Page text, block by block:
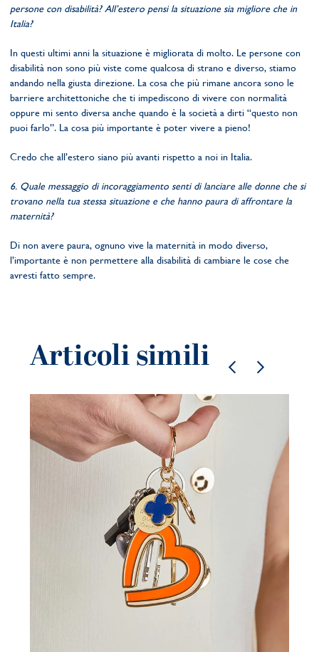
persone con disabilità? All’estero pensi la situazione sia migliore che in
Italia?
In questi ultimi anni la situazione è migliorata di molto. Le persone con
disabilità non sono più viste come qualcosa di strano e diverso, stiamo
andando nella giusta direzione. La cosa che più rimane ancora sono le
barriere architettoniche che ti impediscono di vivere con normalità
oppure mi sento diversa anche quando è la società a dirti “questo non
puoi farlo”. La cosa più importante è poter vivere a pieno!
Credo che all’estero siano più avanti rispetto a noi in Italia.
6. Quale messaggio di incoraggiamento senti di lanciare alle donne che si
trovano nella tua stessa situazione e che hanno paura di affrontare la
maternità?
Di non avere paura, ognuno vive la maternità in modo diverso,
l’importante è non permettere alla disabilità di cambiare le cose che
avresti fatto sempre.
Articoli simili